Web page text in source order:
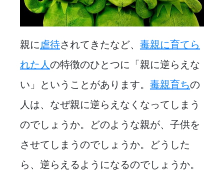
親に虐待されてきたなど、 毒親に育てら
れた人の特徴のひとつに「親に逆らえな
い」ということがあります。 毒親育ちの
人は、なぜ親に逆らえなくなってしまう
のでしょうか。どのような親が、子供を
させてしまうのでしょうか。どうした
ら、逆らえるようになるのでしょうか。